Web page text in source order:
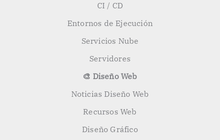
CI / CD
Entornos de Ejecución
Servicios Nube
Servidores
🎨 Diseño Web
Noticias Diseño Web
Recursos Web
Diseño Gráfico